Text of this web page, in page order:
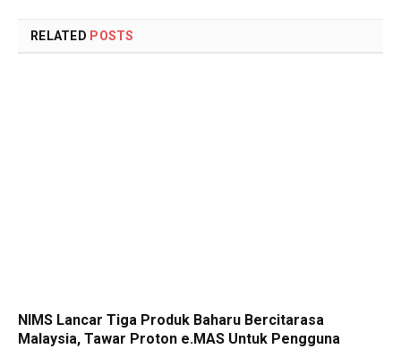
RELATED POSTS
NIMS Lancar Tiga Produk Baharu Bercitarasa
Malaysia, Tawar Proton e.MAS Untuk Pengguna